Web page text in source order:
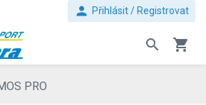
person Přihlásit / Registrovat
search shopping_cart
PRO